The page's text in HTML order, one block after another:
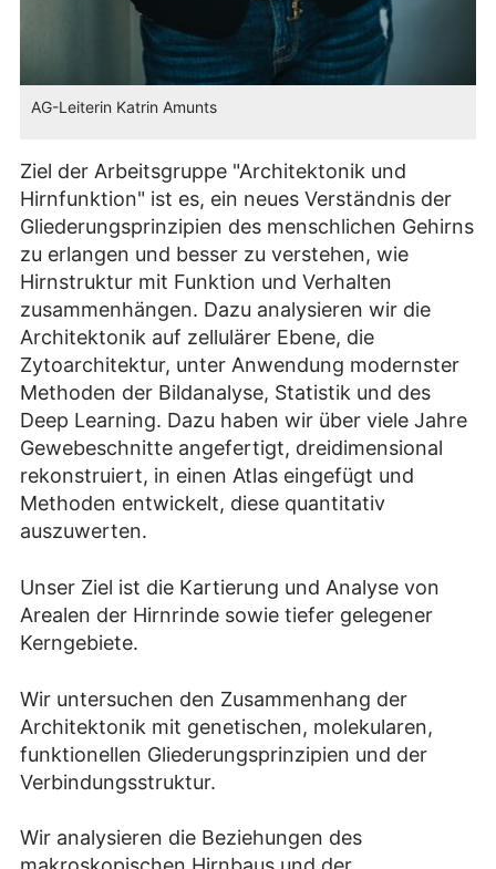
AG-Leiterin Katrin Amunts
Ziel der Arbeitsgruppe "Architektonik und
Hirnfunktion" ist es, ein neues Verständnis der
Gliederungsprinzipien des menschlichen Gehirns
zu erlangen und besser zu verstehen, wie
Hirnstruktur mit Funktion und Verhalten
zusammenhängen. Dazu analysieren wir die
Architektonik auf zellulärer Ebene, die
Zytoarchitektur, unter Anwendung modernster
Methoden der Bildanalyse, Statistik und des
Deep Learning. Dazu haben wir über viele Jahre
Gewebeschnitte angefertigt, dreidimensional
rekonstruiert, in einen Atlas eingefügt und
Methoden entwickelt, diese quantitativ
auszuwerten.
Unser Ziel ist die Kartierung und Analyse von
Arealen der Hirnrinde sowie tiefer gelegener
Kerngebiete.
Wir untersuchen den Zusammenhang der
Architektonik mit genetischen, molekularen,
funktionellen Gliederungsprinzipien und der
Verbindungsstruktur.
Wir analysieren die Beziehungen des